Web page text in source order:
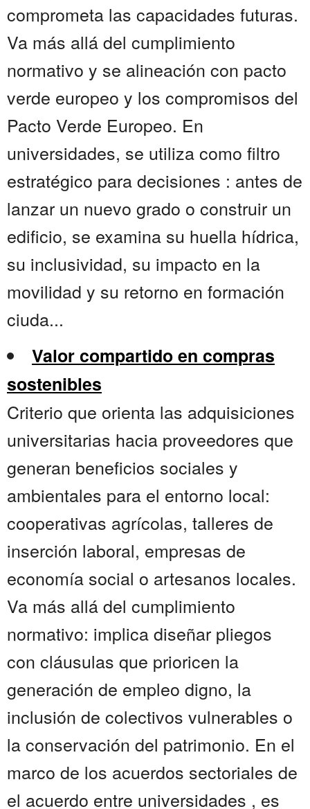
comprometa las capacidades futuras.
Va más allá del cumplimiento
normativo y se alineación con pacto
verde europeo y los compromisos del
Pacto Verde Europeo. En
universidades, se utiliza como filtro
estratégico para decisiones : antes de
lanzar un nuevo grado o construir un
edificio, se examina su huella hídrica,
su inclusividad, su impacto en la
movilidad y su retorno en formación
ciuda...
Valor compartido en compras
sostenibles
Criterio que orienta las adquisiciones
universitarias hacia proveedores que
generan beneficios sociales y
ambientales para el entorno local:
cooperativas agrícolas, talleres de
inserción laboral, empresas de
economía social o artesanos locales.
Va más allá del cumplimiento
normativo: implica diseñar pliegos
con cláusulas que prioricen la
generación de empleo digno, la
inclusión de colectivos vulnerables o
la conservación del patrimonio. En el
marco de los acuerdos sectoriales de
el acuerdo entre universidades , es